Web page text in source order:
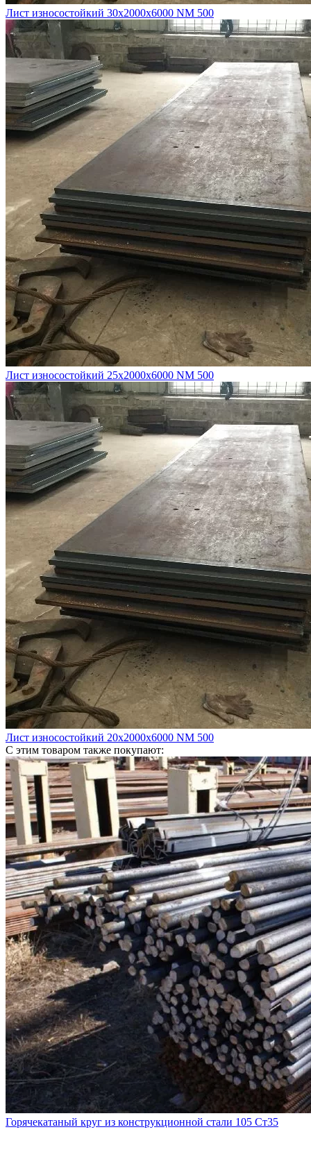
Лист износостойкий 30х2000х6000 NM 500
Лист износостойкий 25х2000х6000 NM 500
Лист износостойкий 20х2000х6000 NM 500
С этим товаром также покупают:
Горячекатаный круг из конструкционной стали 105 Ст35